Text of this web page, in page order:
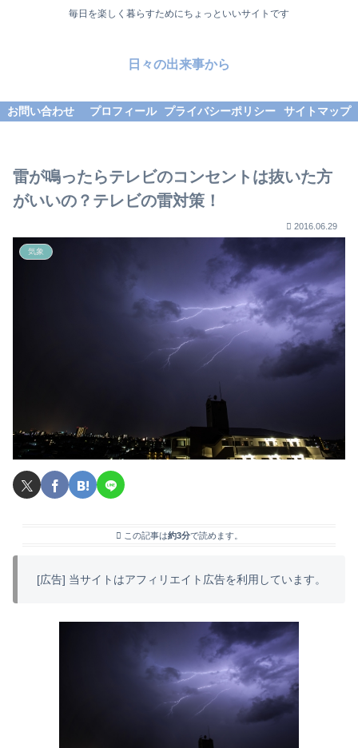
毎日を楽しく暮らすためにちょっといいサイトです
日々の出来事から
お問い合わせ プロフィール プライバシーポリシー サイトマップ
雷が鳴ったらテレビのコンセントは抜いた方
がいいの？テレビの雷対策！
2016.06.29
気象
この記事は約3分で読めます。
[広告] 当サイトはアフィリエイト広告を利用しています。